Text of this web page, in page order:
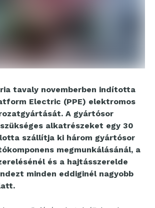
tavaly novemberben indította
Electric (PPE) elektromos
A gyártósor
alkatrészeket egy 30
szállítja ki három gyártósor
megmunkálásánál, a
és a hajtásszerelde
minden eddiginél nagyobb